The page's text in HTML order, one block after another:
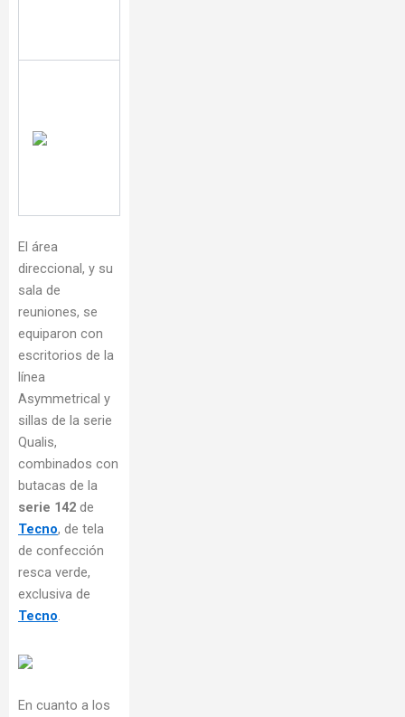
El área
direccional, y su
sala de
reuniones, se
equiparon con
escritorios de la
línea
Asymmetrical y
sillas de la serie
Qualis,
combinados con
butacas de la
serie 142 de
Tecno, de tela
de confección
resca verde,
exclusiva de
Tecno.
En cuanto a los